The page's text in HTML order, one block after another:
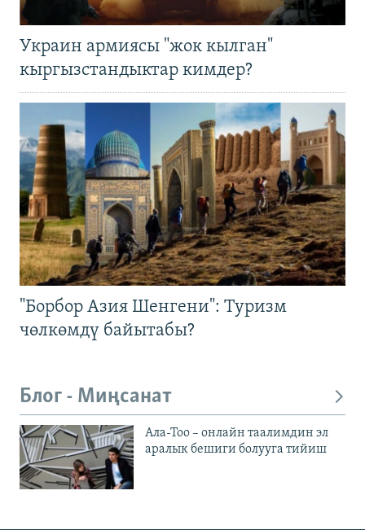
Украин армиясы "жок кылган"
кыргызстандыктар кимдер?
"Борбор Азия Шенгени": Туризм
чөлкөмдү байытабы?
Блог - Миңсанат
Ала-Тоо – онлайн таалимдин эл
аралык бешиги болууга тийиш